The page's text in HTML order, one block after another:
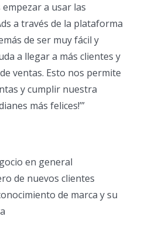
empezar a usar las
a través de la plataforma
de ser muy fácil y
a llegar a más clientes y
ventas. Esto nos permite
y cumplir nuestra
más felices!’”
en general
de nuevos clientes
de marca y su